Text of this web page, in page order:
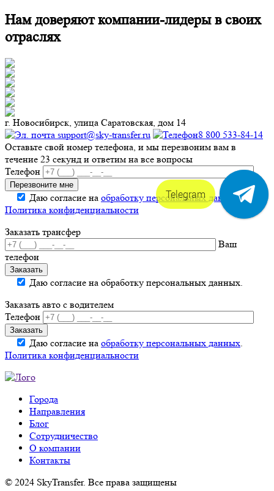
Нам доверяют компании-лидеры в своих
отраслях
г. Новосибирск, улица Саратовская, дом 14
support@sky-transfer.ru
8 800 533-84-14
Оставьте свой номер телефона, и мы перезвоним вам в
течение 23 секунд и ответим на все вопросы
Телефон
Даю согласие на обработку персональных данных.
Политика конфиденциальности
Заказать трансфер
Ваш
телефон
Даю согласие на обработку персональных данных.
Заказать авто с водителем
Телефон
Даю согласие на обработку персональных данных.
Политика конфиденциальности
Города
Направления
Блог
Сотрудничество
О компании
Контакты
© 2024 SkyTransfer. Все права защищены
Telegram